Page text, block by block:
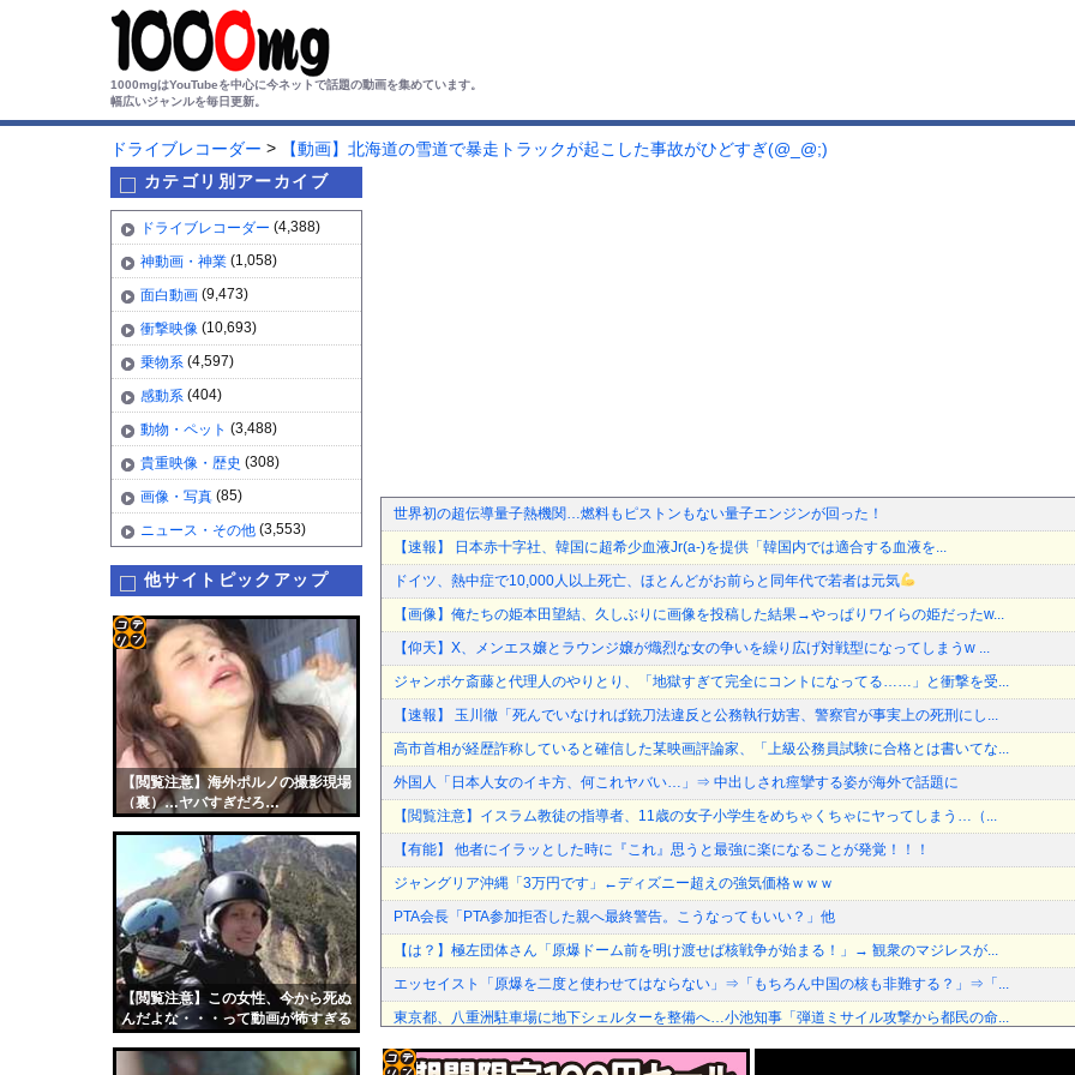
1000mgはYouTubeを中心に今ネットで話題の動画を集めています。
幅広いジャンルを毎日更新。
ドライブレコーダー >
【動画】北海道の雪道で暴走トラックが起こした事故がひどすぎ(@_@;)
カテゴリ別アーカイブ
ドライブレコーダー (4,388)
神動画・神業 (1,058)
面白動画 (9,473)
衝撃映像 (10,693)
乗物系 (4,597)
感動系 (404)
動物・ペット (3,488)
貴重映像・歴史 (308)
画像・写真 (85)
ニュース・その他 (3,553)
他サイトピックアップ
【閲覧注意】海外ポルノの撮影現場
（裏）…ヤバすぎだろ…
【閲覧注意】この女性、今から死ぬ
んだよな・・・って動画が怖すぎる
コテ
リン
- 固
定リ
ンク
自動
ツー
ル
世界初の超伝導量子熱機関…燃料もピストンもない量子エンジンが回った！
【速報】 日本赤十字社、韓国に超希少血液Jr(a-)を提供「韓国内では適合する血液を...
ドイツ、熱中症で10,000人以上死亡、ほとんどがお前らと同年代で若者は元気
【画像】俺たちの姫本田望結、久しぶりに画像を投稿した結果→やっぱりワイらの姫だったw...
【仰天】X、メンエス嬢とラウンジ嬢が熾烈な女の争いを繰り広げ対戦型になってしまうw ...
ジャンポケ斎藤と代理人のやりとり、「地獄すぎて完全にコントになってる……」と衝撃を受...
【速報】 玉川徹「死んでいなければ銃刀法違反と公務執行妨害、警察官が事実上の死刑にし...
高市首相が経歴詐称していると確信した某映画評論家、「上級公務員試験に合格とは書いてな...
外国人「日本人女のイキ方、何これヤバい…」⇒ 中出しされ痙攣する姿が海外で話題に
【閲覧注意】イスラム教徒の指導者、11歳の女子小学生をめちゃくちゃにヤってしまう…（...
【有能】 他者にイラッとした時に『これ』思うと最強に楽になることが発覚！！！
ジャングリア沖縄「3万円です」←ディズニー超えの強気価格ｗｗｗ
PTA会長「PTA参加拒否した親へ最終警告。こうなってもいい？」他
【は？】極左団体さん「原爆ドーム前を明け渡せば核戦争が始まる！」→ 観衆のマジレスが...
エッセイスト「原爆を二度と使わせてはならない」⇒「もちろん中国の核も非難する？」⇒「...
東京都、八重洲駐車場に地下シェルターを整備へ…小池知事「弾道ミサイル攻撃から都民の命...
【画像】実写版みいちゃんを家に住ませてあげた結果wwwwwwww